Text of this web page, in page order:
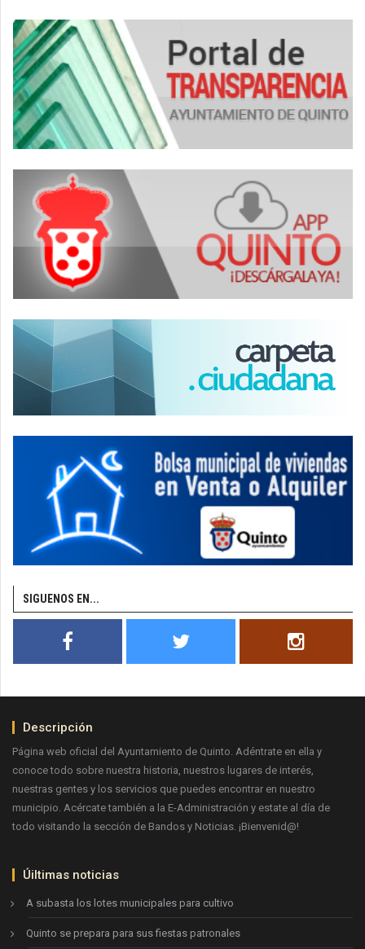
SIGUENOS EN...
Descripción
Página web oficial del Ayuntamiento de Quinto. Adéntrate en ella y
conoce todo sobre nuestra historia, nuestros lugares de interés,
nuestras gentes y los servicios que puedes encontrar en nuestro
municipio. Acércate también a la E-Administración y estate al día de
todo visitando la sección de Bandos y Noticias. ¡Bienvenid@!
Úiltimas noticias
A subasta los lotes municipales para cultivo
Quinto se prepara para sus fiestas patronales